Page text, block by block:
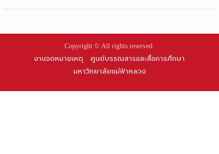
Copyright © All rights reserved.
งานจดหมายเหตุ
ศูนย์บรรณสารและสื่อการศึกษา
มหาวิทยาลัยแม่ฟ้าหลวง